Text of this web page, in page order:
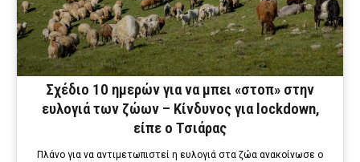
Σχέδιο 10 ημερών για να μπει «στοπ» στην
ευλογιά των ζώων – Κίνδυνος για lockdown,
είπε ο Τσιάρας
Πλάνο για να αντιμετωπιστεί η ευλογιά στα ζώα ανακοίνωσε ο